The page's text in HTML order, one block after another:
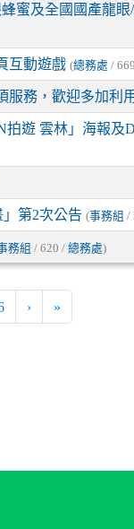
蜜及全國國產龍
互動遊戲 (總務處 /
務，歡迎多加利用
拍遊 雲林」海報及
第2次公告 (事務組 /
務組 / 620 /總務處)
› »